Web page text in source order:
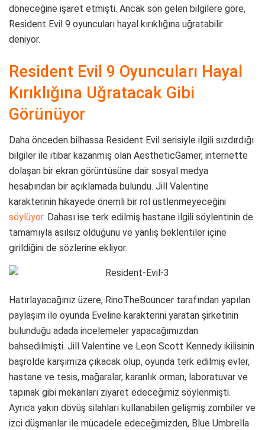
döneceğine işaret etmişti. Ancak son gelen bilgilere göre,
Resident Evil 9 oyuncuları hayal kırıklığına uğratabilir
deniyor.
Resident Evil 9 Oyuncuları Hayal
Kırıklığına Uğratacak Gibi
Görünüyor
Daha önceden bilhassa Resident Evil serisiyle ilgili sızdırdığı
bilgiler ile itibar kazanmış olan AestheticGamer, internette
dolaşan bir ekran görüntüsüne dair sosyal medya
hesabından bir açıklamada bulundu. Jill Valentine
karakterinin hikayede önemli bir rol üstlenmeyeceğini
söylüyor. Dahası ise terk edilmiş hastane ilgili söylentinin de
tamamıyla asılsız olduğunu ve yanlış beklentiler içine
girildiğini de sözlerine ekliyor.
Hatırlayacağınız üzere, RinoTheBouncer tarafından yapılan
paylaşım ile oyunda Eveline karakterini yaratan şirketinin
bulunduğu adada incelemeler yapacağımızdan
bahsedilmişti. Jill Valentine ve Leon Scott Kennedy ikilisinin
başrolde karşımıza çıkacak olup, oyunda terk edilmiş evler,
hastane ve tesis, mağaralar, karanlık orman, laboratuvar ve
tapınak gibi mekanları ziyaret edeceğimiz söylenmişti.
Ayrıca yakın dövüş silahları kullanabilen gelişmiş zombiler ve
izci düşmanlar ile mücadele edeceğimizden, Blue Umbrella